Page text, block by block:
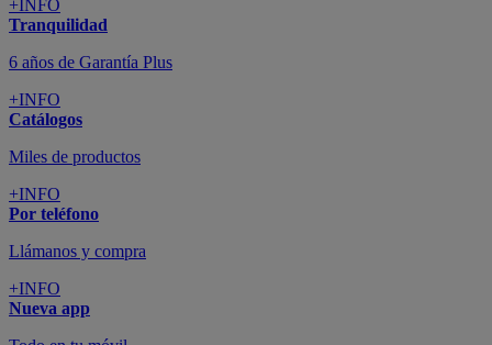
+INFO
Tranquilidad
6 años de Garantía Plus
+INFO
Catálogos
Miles de productos
+INFO
Por teléfono
Llámanos y compra
+INFO
Nueva app